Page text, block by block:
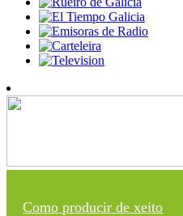
Como producir de xeito